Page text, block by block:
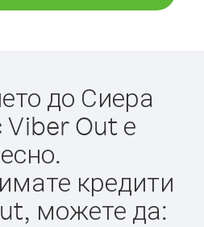
до Сиера
Viber Out е
кредити
можете да: